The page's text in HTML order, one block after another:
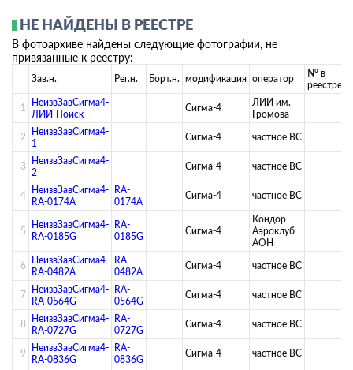
НЕ НАЙДЕНЫ В РЕЕСТРЕ
В фотоархиве найдены следующие фотографии, не
привязанные к реестру:
Зав.н. Рег.н. Борт.н. модификация оператор
№ в
реестре
1
НеизвЗавСигма4-
ЛИИ-Поиск
Сигма-4
ЛИИ им.
Громова
2
НеизвЗавСигма4-
1
Сигма-4 ­частное ВС­
3
НеизвЗавСигма4-
2
Сигма-4 ­частное ВС­
4 НеизвЗавСигма4-
RA-0174A
RA-
0174A
Сигма-4 ­частное ВС­
5
НеизвЗавСигма4-
RA-0185G
RA-
0185G
Сигма-4
Кондор
Аэроклуб
АОН
6 НеизвЗавСигма4-
RA-0482A
RA-
0482A
Сигма-4 ­частное ВС­
7 НеизвЗавСигма4-
RA-0564G
RA-
0564G
Сигма-4 ­частное ВС­
8
НеизвЗавСигма4-
RA-0727G
RA-
0727G
Сигма-4 ­частное ВС­
9
НеизвЗавСигма4-
RA-0836G
RA-
0836G
Сигма-4 ­частное ВС­